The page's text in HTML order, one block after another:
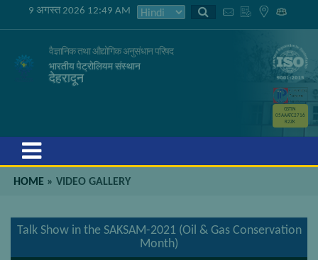
9 अगस्त 2026 12:49 AM
वैज्ञानिक तथा औद्योगिक अनुसंधान परिषद
भारतीय पेट्रोलियम संस्थान
देहरादून
GSTIN
05AAATC2716
R2ZK
HOME »VIDEO GALLERY
Talk Show in the SAKSAM-2021 (Oil & Gas Conservation
Month)